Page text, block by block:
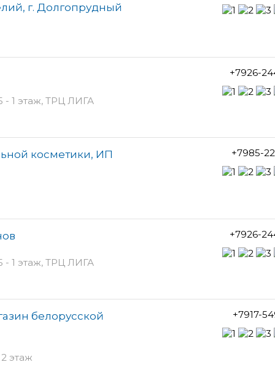
г. Долгопрудный
- 1 этаж, ТРЦ ЛИГА
+7926-
косметики, ИП +7985-
- 1 этаж, ТРЦ ЛИГА
+7926-
белорусской
этаж
+7917-